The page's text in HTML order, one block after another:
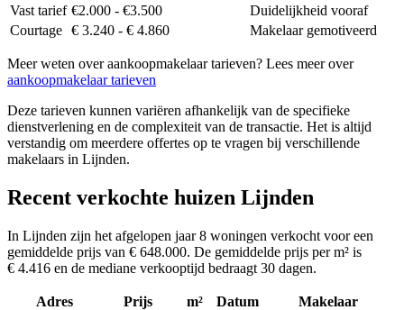
Vast tarief €2.000 - €3.500
Duidelijkheid vooraf
Courtage € 3.240 - € 4.860 Makelaar gemotiveerd
Meer weten over aankoopmakelaar tarieven? Lees meer over
aankoopmakelaar tarieven
Deze tarieven kunnen variëren afhankelijk van de specifieke
dienstverlening en de complexiteit van de transactie. Het is altijd
verstandig om meerdere offertes op te vragen bij verschillende
makelaars in Lijnden.
Recent verkochte huizen Lijnden
In Lijnden zijn het afgelopen jaar 8 woningen verkocht voor een
gemiddelde prijs van € 648.000. De gemiddelde prijs per m² is
€ 4.416 en de mediane verkooptijd bedraagt 30 dagen.
Adres Prijs m² Datum
Makelaar